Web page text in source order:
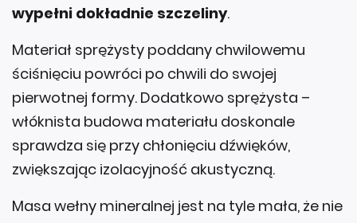
wypełni dokładnie szczeliny.
Materiał sprężysty poddany chwilowemu
ściśnięciu powróci po chwili do swojej
pierwotnej formy. Dodatkowo sprężysta –
włóknista budowa materiału doskonale
sprawdza się przy chłonięciu dźwięków,
zwiększając izolacyjność akustyczną.
Masa wełny mineralnej jest na tyle mała, że nie